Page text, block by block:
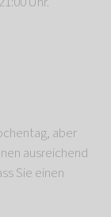
aber
ausreichend
Sie einen